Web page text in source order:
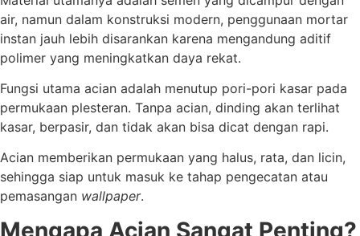
air, namun dalam konstruksi modern, penggunaan mortar
instan jauh lebih disarankan karena mengandung aditif
polimer yang meningkatkan daya rekat.
Fungsi utama acian adalah menutup pori-pori kasar pada
permukaan plesteran. Tanpa acian, dinding akan terlihat
kasar, berpasir, dan tidak akan bisa dicat dengan rapi.
Acian memberikan permukaan yang halus, rata, dan licin,
sehingga siap untuk masuk ke tahap pengecatan atau
pemasangan wallpaper.
Mengapa Acian Sangat Penting?